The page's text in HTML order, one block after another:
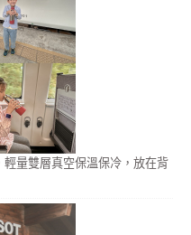
量雙層真空保溫保冷，放在背